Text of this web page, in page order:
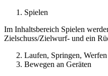
Spielen
Im Inhaltsbereich Spielen
Zielschuss/Zielwurf- und ein
Laufen, Springen, Werfen
Bewegen an Geräten